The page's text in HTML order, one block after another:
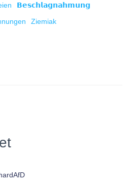
𝗕𝗲𝘀𝗰𝗵𝗹𝗮𝗴𝗻𝗮𝗵𝗺𝘂𝗻𝗴
Ziemiak